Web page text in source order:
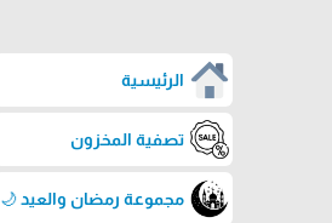
الرئيسية
تصفية المخزون
مجموعة رمضان والعيد 🌙